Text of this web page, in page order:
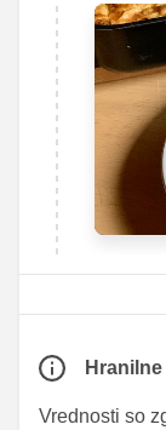
Vrednosti so